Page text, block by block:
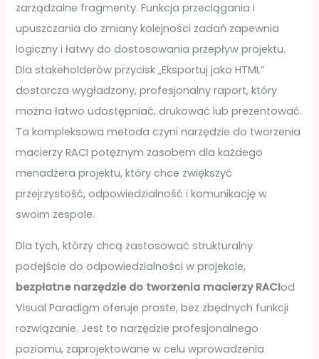
zarządzalne fragmenty. Funkcja przeciągania i
upuszczania do zmiany kolejności zadań zapewnia
logiczny i łatwy do dostosowania przepływ projektu.
Dla stakeholderów przycisk „Eksportuj jako HTML”
dostarcza wygładzony, profesjonalny raport, który
można łatwo udostępniać, drukować lub prezentować.
Ta kompleksowa metoda czyni narzędzie do tworzenia
macierzy RACI potężnym zasobem dla każdego
menadżera projektu, który chce zwiększyć
przejrzystość, odpowiedzialność i komunikację w
swoim zespole.
Dla tych, którzy chcą zastosować strukturalny
podejście do odpowiedzialności w projekcie,
bezpłatne narzędzie do tworzenia macierzy RACIod
Visual Paradigm oferuje proste, bez zbędnych funkcji
rozwiązanie. Jest to narzędzie profesjonalnego
poziomu, zaprojektowane w celu wprowadzenia